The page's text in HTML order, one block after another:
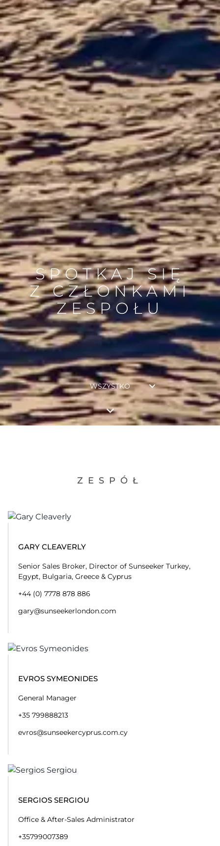
SPOTKAJ SIĘ
Z CZŁONKAMI
ZESPOŁU
WSZYSTKO
ZESPÓŁ
GARY CLEAVERLY
Senior Sales Broker, Director of Sunseeker Turkey,
Egypt, Bulgaria, Greece & Cyprus
+44 (0) 7778 878 886
gary@sunseekerlondon.com
EVROS SYMEONIDES
General Manager
+35 799888213
evros@sunseekercyprus.com.cy
SERGIOS SERGIOU
Office & After-Sales Administrator
+35799007389